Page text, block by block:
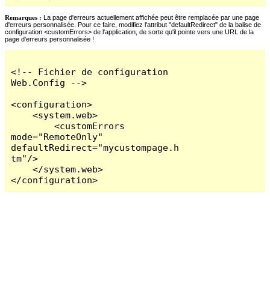
Remarques : La page d'erreurs actuellement affichée peut être remplacée par une page
d'erreurs personnalisée. Pour ce faire, modifiez l'attribut "defaultRedirect" de la balise de
configuration <customErrors> de l'application, de sorte qu'il pointe vers une URL de la
page d'erreurs personnalisée !
<!-- Fichier de configuration
Web.Config -->
<configuration>
    <system.web>
        <customErrors
mode="RemoteOnly"
defaultRedirect="mycustompage.h
tm"/>
    </system.web>
</configuration>